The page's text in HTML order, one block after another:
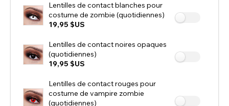
Lentilles de contact blanches pour
costume de zombie (quotidiennes)
19,95 $US
Lentilles de contact noires opaques
(quotidiennes)
19,95 $US
Lentilles de contact rouges pour
costume de vampire zombie
(quotidiennes)